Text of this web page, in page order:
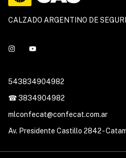
CALZADO ARGENTINO DE
543834904982
☎ 3834904982
mlconfecat@confecat.com.ar
Av. Presidente Castillo 2842 -